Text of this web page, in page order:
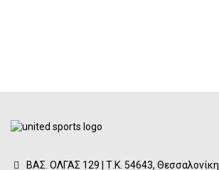
ΒΑΣ. ΟΛΓΑΣ 129 | Τ.Κ. 54643, Θεσσαλονίκη